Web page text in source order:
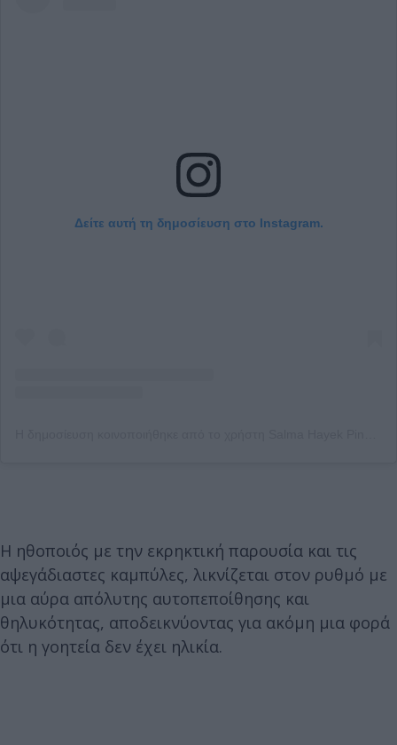
Δείτε αυτή τη δημοσίευση στο Instagram.
Η ηθοποιός με την εκρηκτική παρουσία και τις
αψεγάδιαστες καμπύλες, λικνίζεται στον ρυθμό με
μια αύρα απόλυτης αυτοπεποίθησης και
θηλυκότητας, αποδεικνύοντας για ακόμη μια φορά
ότι η γοητεία δεν έχει ηλικία.